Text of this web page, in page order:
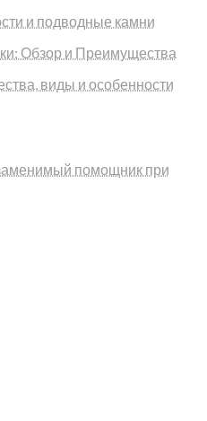
и подводные камни
Обзор и Преимущества
виды и особенности
помощник при